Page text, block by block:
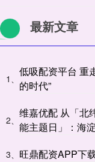
最新文章
1、
低吸配资平台 重
的时代”
2、
维嘉优配 从「北
能主题日」：海
3、 旺鼎配资APP下